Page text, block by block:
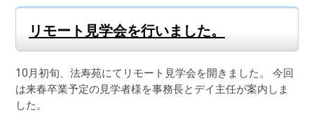
リモート見学会を行いました。
10月初旬、法寿苑にてリモート見学会を開きました。 今回
は来春卒業予定の見学者様を事務長とデイ主任が案内しま
した。